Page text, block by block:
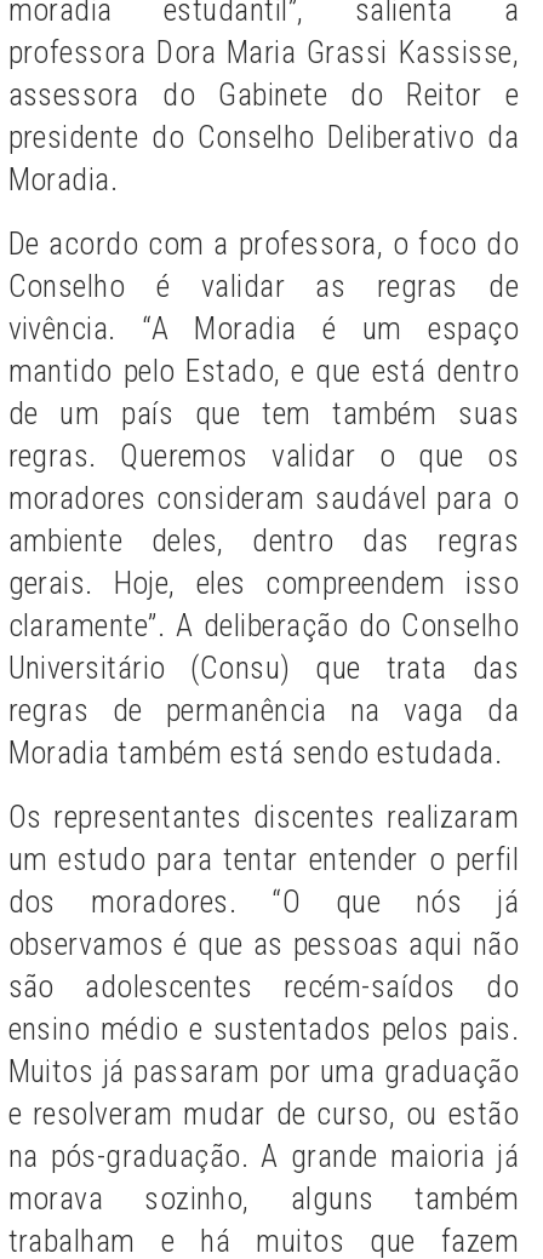
moradia estudantil”, salienta a
professora Dora Maria Grassi Kassisse,
assessora do Gabinete do Reitor e
presidente do Conselho Deliberativo da
Moradia.
De acordo com a professora, o foco do
Conselho é validar as regras de
vivência. “A Moradia é um espaço
mantido pelo Estado, e que está dentro
de um país que tem também suas
regras. Queremos validar o que os
moradores consideram saudável para o
ambiente deles, dentro das regras
gerais. Hoje, eles compreendem isso
claramente”. A deliberação do Conselho
Universitário (Consu) que trata das
regras de permanência na vaga da
Moradia também está sendo estudada.
Os representantes discentes realizaram
um estudo para tentar entender o perfil
dos moradores. “O que nós já
observamos é que as pessoas aqui não
são adolescentes recém-saídos do
ensino médio e sustentados pelos pais.
Muitos já passaram por uma graduação
e resolveram mudar de curso, ou estão
na pós-graduação. A grande maioria já
morava sozinho, alguns também
trabalham e há muitos que fazem